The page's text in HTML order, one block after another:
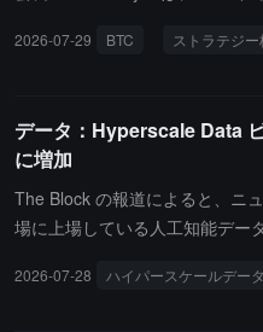
ットコイン自体や「マグニフィ
均価格は約75,476ドル/枚で、
（約114億ドル）の含み損を抱
雑化する状況に対応するため、
導入しました：Net BTC Per
ターン）、およびBTC Floor
2026-07-29 BTC ストラテジ
データ：Hyperscale Data
に増加
The Block の報道によると、ニ
場に上場している人工知能デー
ドルの価値となっています。同
2026-07-28 ハイパースケールデータ